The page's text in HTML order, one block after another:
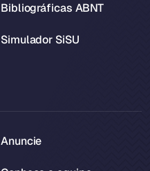
Bibliográficas ABNT
Simulador SiSU
Anuncie